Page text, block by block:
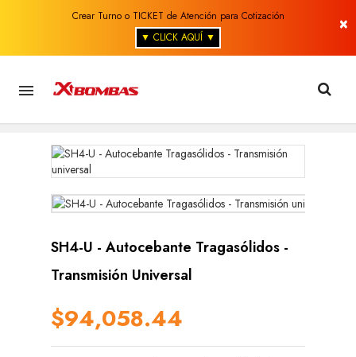
×
Crear Turno o TICKET de Atención para Cotización
▼ CLICK AQUÍ ▼

SH4-U - Autocebante Tragasólidos -
Transmisión Universal
$94,058.44